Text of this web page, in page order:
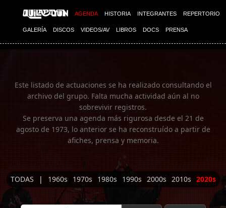
AGENDA HISTORIA INTEGRANTES REPERTORIO
GALERÍA DISCOS VIDEOS/AV LIBROS DOCS PRENSA
Imagen 01
Este listado de actuaciones se ha realizado consultando el
archivo del grupo. Falta mucha actividad aún al no
sobrevivir registros.
Se preserva una agenda más rigurosa desde el 21 de
agosto de 1973, lo anterior se ha reconstruído a partir de
afiches, prensa y memoria.
TODAS | 1960s 1970s 1980s 1990s 2000s 2010s 2020s